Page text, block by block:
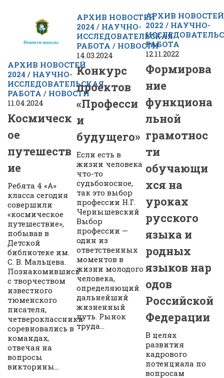
АРХИВ НОВОСТЕЙ
2024 / НАУЧНО-
ИССЛЕДОВАТЕЛЬСКАЯ
РАБОТА / НОВОСТИ
11.04.2024
Космическ
ое
путешеств
ие
Ребята 4 «А»
класса сегодня
совершили
«космическое
путешествие»,
побывав в
Детской
библиотеке им.
С. В. Мальцева.
Познакомившись
с творчеством
известного
тюменского
писателя,
четвероклассники
соревновались в
командах,
отвечая на
вопросы
викторины...
АРХИВ НОВОСТЕЙ
2024 / НАУЧНО-
ИССЛЕДОВАТЕЛЬСКАЯ
РАБОТА / НОВОСТИ
14.03.2024
Конкурс
проектов
«Професси
и
будущего»
Если есть в
жизни человека
что-то
судьбоносное,
так это выбор
профессии Н.Г.
Чернышевский
Выбор
профессии —
один из
ответственных
моментов в
жизни молодого
человека,
определяющий
дальнейший
жизненный
путь. Рынок
труда...
АРХИВ НОВОСТЕЙ
2022 / НАУЧНО-
РАБОТА
12.11.2022
Формирова
ние
функциона
льной
грамотнос
ти
обучающи
хся на
уроках
русского
языка и
родных
языков нар
одов
Российской
Федерации
В целях
развития
кадрового
потенциала по
вопросам